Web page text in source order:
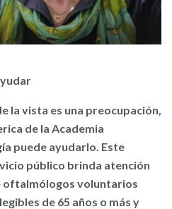
la vista es una preocupación,
de la Academia
puede ayudarlo. Este
público brinda atención
oftalmólogos voluntarios
de 65 años o más y